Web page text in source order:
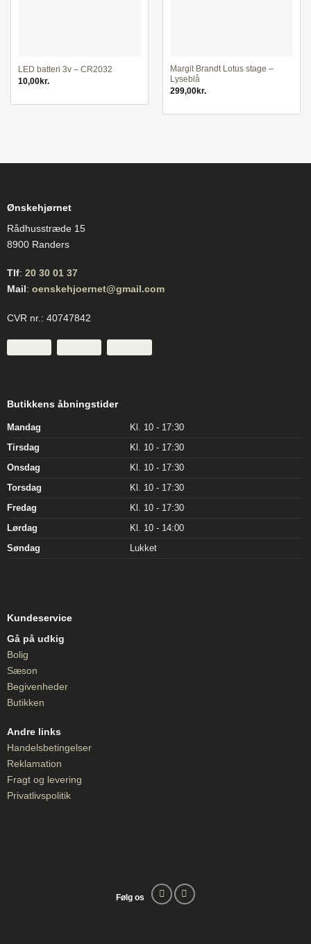
LED batteri 3v – CR2032
10,00kr.
Margit Brandt Lotus stage –
Lyseblå
299,00kr.
Ønskehjørnet
Rådhusstræde 15
8900 Randers
Tlf: 20 30 01 37
Mail: oenskehjoernet@gmail.com
CVR nr.: 40747842
Butikkens åbningstider
Mandag
Kl. 10 - 17:30
Tirsdag
Kl. 10 - 17:30
Onsdag
Kl. 10 - 17:30
Torsdag
Kl. 10 - 17:30
Fredag
Kl. 10 - 17:30
Lørdag
Kl. 10 - 14:00
Søndag
Lukket
Kundeservice
Gå på udkig
Bolig
Sæson
Begivenheder
Butikken
Andre links
Handelsbetingelser
Reklamation
Fragt og levering
Privatlivspolitik
Følg os